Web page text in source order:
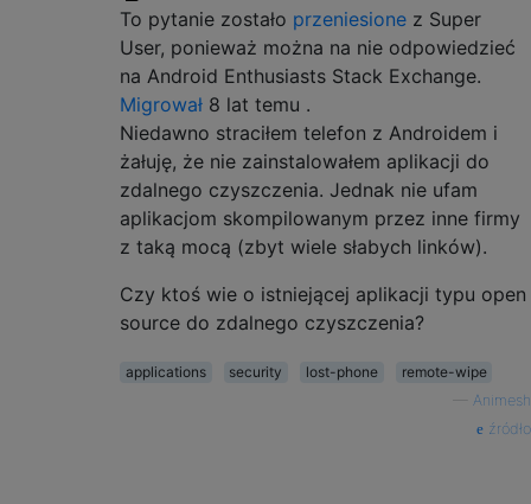
To pytanie zostało przeniesione z Super
User, ponieważ można na nie odpowiedzieć
na Android Enthusiasts Stack Exchange.
Migrował 8 lat temu .
Niedawno straciłem telefon z Androidem i
żałuję, że nie zainstalowałem aplikacji do
zdalnego czyszczenia. Jednak nie ufam
aplikacjom skompilowanym przez inne firmy
z taką mocą (zbyt wiele słabych linków).
Czy ktoś wie o istniejącej aplikacji typu open
source do zdalnego czyszczenia?
applications security lost-phone
remote-wipe
Animesh
źródło